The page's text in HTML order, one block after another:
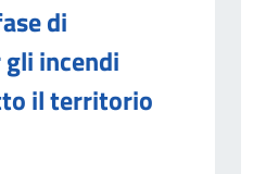
di
incendi
il territorio